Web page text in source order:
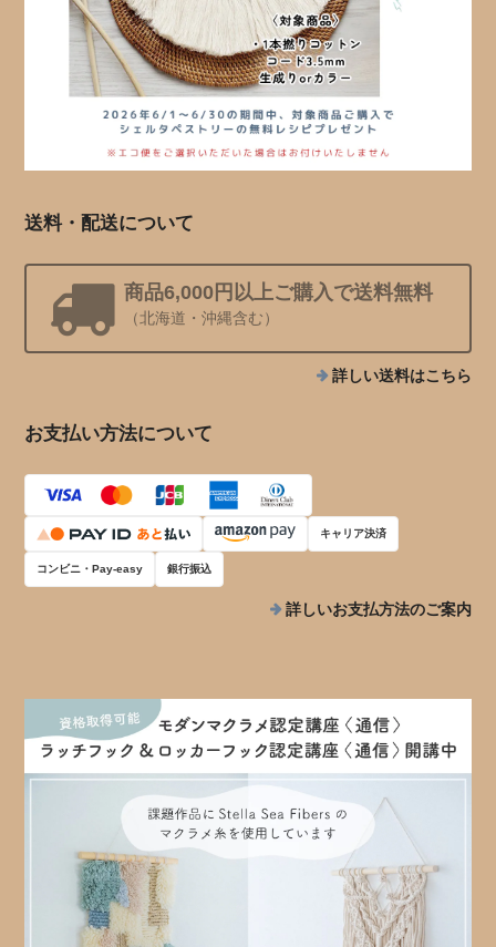
送料・配送について
商品6,000円以上ご購入で送料無料
（北海道・沖縄含む）
詳しい送料はこちら
お支払い方法について
キャリア決済
コンビニ・Pay-easy 銀行振込
詳しいお支払方法のご案内